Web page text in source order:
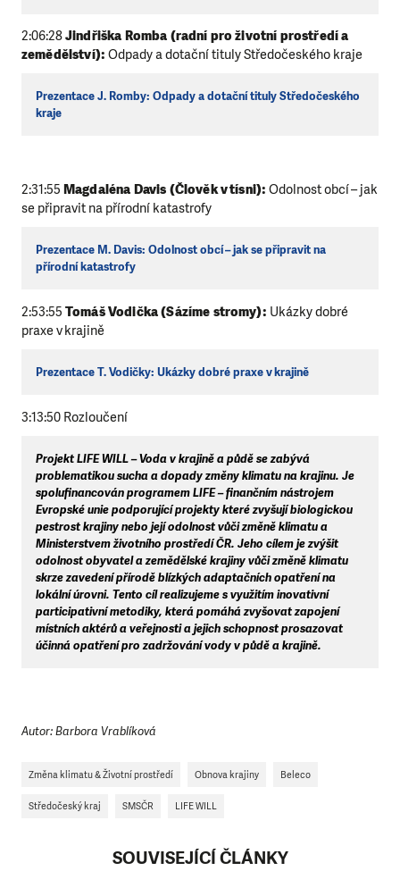
2:06:28Jindřiška Romba (radní pro životní prostředí a
zemědělství): Odpady a dotační tituly Středočeského kraje
Prezentace J. Romby: Odpady a dotační tituly Středočeského
kraje
2:31:55 Magdaléna Davis (Člověk v tísni): Odolnost obcí – jak
se připravit na přírodní katastrofy
Prezentace M. Davis: Odolnost obcí – jak se připravit na
přírodní katastrofy
2:53:55 Tomáš Vodička (Sázíme stromy): Ukázky dobré
praxe v krajině
Prezentace T. Vodičky: Ukázky dobré praxe v krajině
3:13:50 Rozloučení
Projekt LIFE WILL – Voda v krajině a půdě se zabývá
problematikou sucha a dopady změny klimatu na krajinu. Je
spolufinancován programem LIFE – finančním nástrojem
Evropské unie podporující projekty které zvyšují biologickou
pestrost krajiny nebo její odolnost vůči změně klimatu a
Ministerstvem životního prostředí ČR. Jeho cílem je zvýšit
odolnost obyvatel a zemědělské krajiny vůči změně klimatu
skrze zavedení přírodě blízkých adaptačních opatření na
lokální úrovni. Tento cíl realizujeme s využitím inovativní
participativní metodiky, která pomáhá zvyšovat zapojení
místních aktérů a veřejnosti a jejich schopnost prosazovat
účinná opatření pro zadržování vody v půdě a krajině.
Autor: Barbora Vrablíková
Změna klimatu & Životní prostředí Obnova krajiny Beleco
Středočeský kraj SMSČR LIFE WILL
SOUVISEJÍCÍ ČLÁNKY